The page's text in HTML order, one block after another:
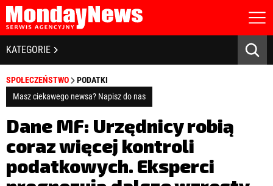
STRONA GŁÓWNA
O NAS
POLITYKA PRYWATNOŚCI
REGULAMIN
LICENCJA
REJESTRACJA
KONTAKT
KATEGORIE
BIZNES I GOSPODARKA
BANKOWOŚĆ I FINANSE
NOWE TECHNOLOGIE
SPOŁECZEŃSTWO
EDUKACJA
SPOŁECZEŃSTWO
PODATKI
Masz ciekawego newsa? Napisz do nas
Dane MF: Urzędnicy robią
coraz więcej kontroli
podatkowych. Eksperci